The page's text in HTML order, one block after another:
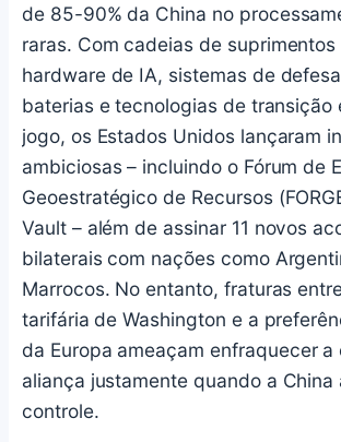
de 85-90% da China no
raras. Com cadeias de suprimentos
hardware de IA, sistemas de
baterias e tecnologias de transição
jogo, os Estados Unidos lançaram
ambiciosas – incluindo o Fórum de
Geoestratégico de Recursos
Vault – além de assinar 11 novos
bilaterais com nações como
Marrocos. No entanto, fraturas
tarifária de Washington e a
da Europa ameaçam enfraquecer a
aliança justamente quando a China
controle.